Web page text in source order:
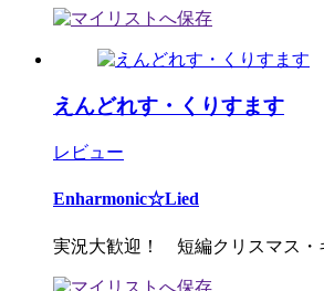
えんどれす・くりすます
レビュー
Enharmonic☆Lied
実況大歓迎！ 短編クリスマス・